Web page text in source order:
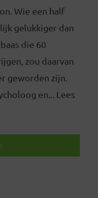
Wie een half
gelukkiger dan
die 60
zou daarvan
geworden zijn.
en... Lees